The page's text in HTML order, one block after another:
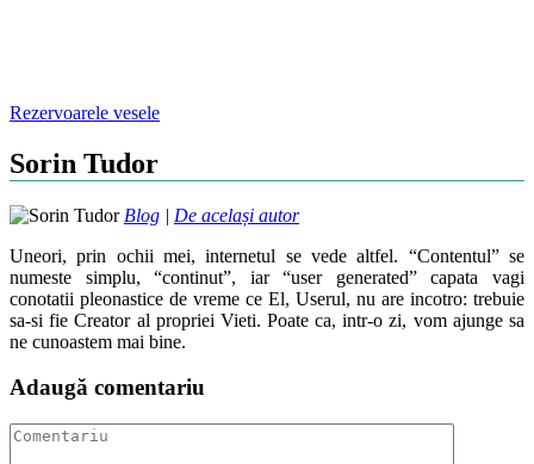
Post
navigation
Rezervoarele vesele
Sorin Tudor
Blog | De același autor
Uneori, prin ochii mei, internetul se vede altfel. “Contentul” se
numeste simplu, “continut”, iar “user generated” capata vagi
conotatii pleonastice de vreme ce El, Userul, nu are incotro: trebuie
sa-si fie Creator al propriei Vieti. Poate ca, intr-o zi, vom ajunge sa
ne cunoastem mai bine.
Adaugă comentariu